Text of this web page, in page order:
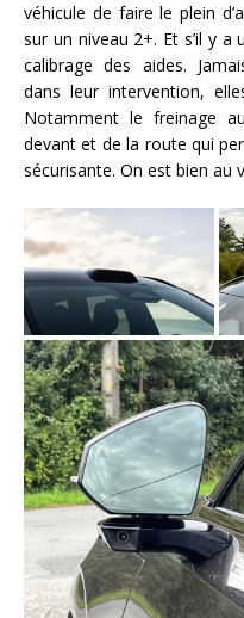
véhicule de faire le plein
sur un niveau 2+. Et s’il y a
calibrage des aides.
dans leur intervention,
Notamment le freinage
devant et de la route qui
sécurisante. On est bien au